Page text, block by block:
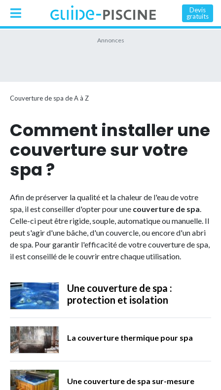
Devis
gratuits
Couverture de spa de A à Z
Comment installer une
couverture sur votre
spa ?
Afin de préserver la qualité et la chaleur de l'eau de votre
spa, il est conseiller d'opter pour une couverture de spa.
Celle-ci peut être rigide, souple, automatique ou manuelle. Il
peut s'agir d'une bâche, d'un couvercle, ou encore d'un abri
de spa. Pour garantir l'efficacité de votre couverture de spa,
il est conseillé de le couvrir entre chaque utilisation.
Une couverture de spa :
protection et isolation
La couverture thermique pour spa
Une couverture de spa sur-mesure